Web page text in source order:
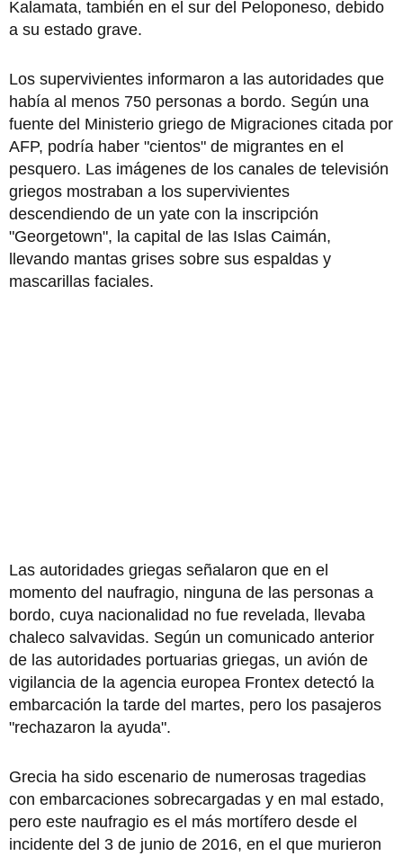
Kalamata, también en el sur del Peloponeso, debido
a su estado grave.
Los supervivientes informaron a las autoridades que
había al menos 750 personas a bordo. Según una
fuente del Ministerio griego de Migraciones citada por
AFP, podría haber "cientos" de migrantes en el
pesquero. Las imágenes de los canales de televisión
griegos mostraban a los supervivientes
descendiendo de un yate con la inscripción
"Georgetown", la capital de las Islas Caimán,
llevando mantas grises sobre sus espaldas y
mascarillas faciales.
Las autoridades griegas señalaron que en el
momento del naufragio, ninguna de las personas a
bordo, cuya nacionalidad no fue revelada, llevaba
chaleco salvavidas. Según un comunicado anterior
de las autoridades portuarias griegas, un avión de
vigilancia de la agencia europea Frontex detectó la
embarcación la tarde del martes, pero los pasajeros
"rechazaron la ayuda".
Grecia ha sido escenario de numerosas tragedias
con embarcaciones sobrecargadas y en mal estado,
pero este naufragio es el más mortífero desde el
incidente del 3 de junio de 2016, en el que murieron